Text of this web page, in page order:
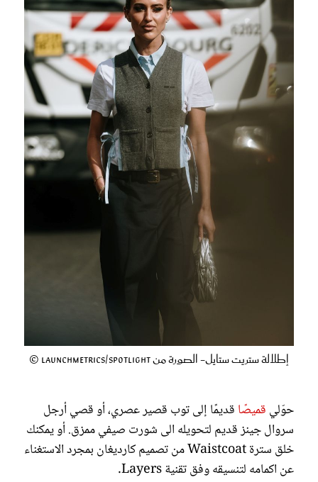
إطلالة ستريت ستايل- الصورة من Launchmetrics/Spotlight ©
حوّلي قميصًا قديمًا إلى توب قصير عصري، أو قصي أرجل
سروال جينز قديم لتحويله الى شورت صيفي ممزق. أو يمكنك
خلق سترة Waistcoat من تصميم كارديغان بمجرد الاستغناء
عن اكمامه لتنسيقه وفق تقنية Layers.